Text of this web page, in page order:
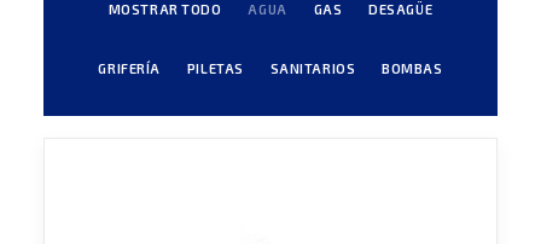
MOSTRAR TODO AGUA GAS DESAGÜE
GRIFERÍA PILETAS SANITARIOS BOMBAS